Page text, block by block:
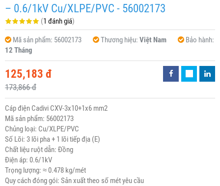
– 0.6/1kV Cu/XLPE/PVC - 56002173
(1 đánh giá)
Mã sản phẩm: 56002173 Thương hiệu: Việt Nam
Bảo hành:
12 Tháng
125,183 đ
173,866 đ
Cáp điện Cadivi CXV-3x10+1x6 mm2
Mã sản phẩm: 56002173
Chủng loại: Cu/XLPE/PVC
Số Lõi: 3 lõi pha + 1 lõi tiếp địa (E)
Chất liệu ruột dẫn: Đồng
Điện áp: 0.6/1kV
Trọng lượng: ≈ 0.478 kg/mét
Quy cách đóng gói: Sản xuất theo số mét yêu cầu